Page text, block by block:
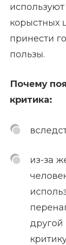
корыстных
принести
пользы.
Почему
критика:
из-за
другой